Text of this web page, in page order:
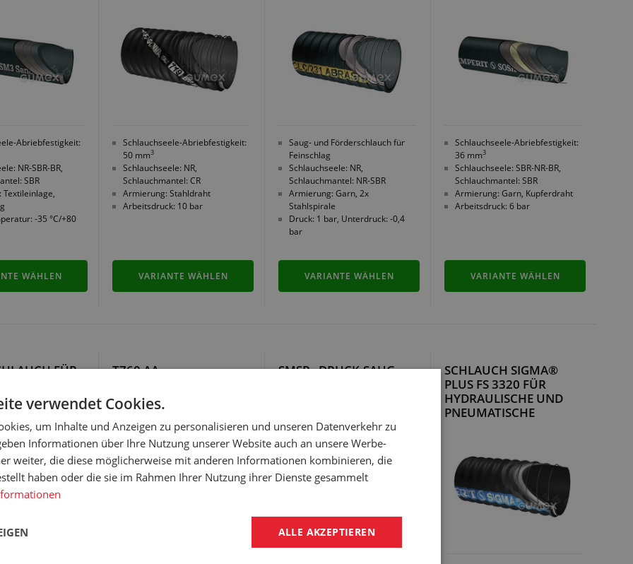
Abriebfestigkeit:
NR-SBR-BR,
SBR
-35 °C/+80
WÄHLEN
Schlauchseele-Abriebfestigkeit:
50 mm3
Schlauchseele: NR,
Schlauchmantel: CR
Armierung: Stahldraht
Arbeitsdruck: 10 bar
VARIANTE WÄHLEN
Saug- und Förderschlauch für
Feinschlag
Schlauchseele: NR,
Schlauchmantel: NR-SBR
Armierung: Garn, 2x
Stahlspirale
Druck: 1 bar, Unterdruck: -0,4
bar
VARIANTE WÄHLEN
Schlauchseele-Abriebfestigkeit:
36 mm3
Schlauchseele: SBR-NR-BR,
Schlauchmantel: SBR
Armierung: Garn, Kupferdraht
Arbeitsdruck: 6 bar
VARIANTE WÄHLEN
FÜR
T760 AA -
ABRASIVE MATERIALIEN
WIR EMPFEHLEN
SMSP - DRUCK-SAUG-
SCHLAUCH SIGMA®
PLUS FS 3320 FÜR
HYDRAULISCHE UND
PNEUMATISCHE
verwendet Cookies.
um Inhalte und Anzeigen zu personalisieren und unseren Datenverkehr zu
Informationen über Ihre Nutzung unserer Website auch an unsere Werbe-
weiter, die diese möglicherweise mit anderen Informationen kombinieren, die
haben oder die sie im Rahmen Ihrer Nutzung ihrer Dienste gesammelt
ALLE AKZEPTIEREN